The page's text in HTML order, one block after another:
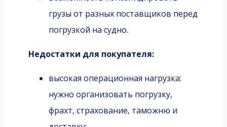
грузы от разных поставщиков перед
погрузкой на судно.
Недостатки для покупателя:
высокая операционная нагрузка:
нужно организовать погрузку,
фрахт, страхование, таможню и